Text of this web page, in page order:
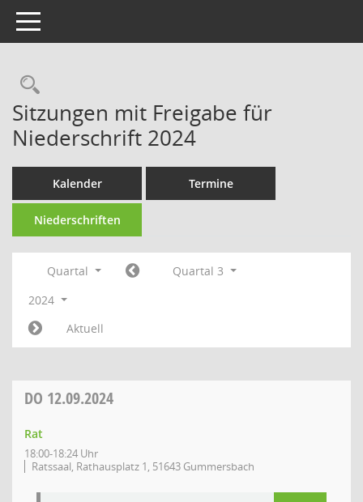
Toggle navigation
Rechercheauswahl
Sitzungen mit Freigabe für
Niederschrift 2024
Kalender Termine
Niederschriften
Quartal
Quartal 3
2024
Aktuell
DO 12.09.2024
Rat
18:00-18:24 Uhr
Ratssaal, Rathausplatz 1, 51643 Gummersbach